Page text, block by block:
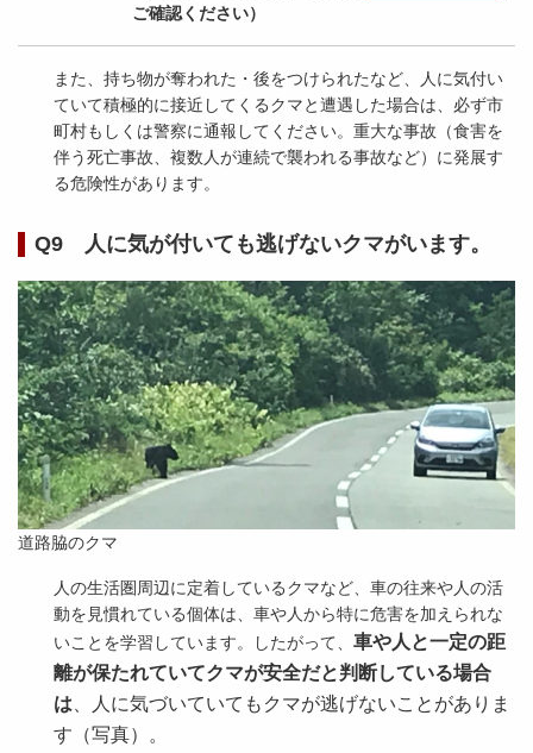
ご確認ください）
また、持ち物が奪われた・後をつけられたなど、人に気付い
ていて積極的に接近してくるクマと遭遇した場合は、必ず市
町村もしくは警察に通報してください。重大な事故（食害を
伴う死亡事故、複数人が連続で襲われる事故など）に発展す
る危険性があります。
Q9 人に気が付いても逃げないクマがいます。
道路脇のクマ
人の生活圏周辺に定着しているクマなど、車の往来や人の活
動を見慣れている個体は、車や人から特に危害を加えられな
いことを学習しています。したがって、 車や人と一定の距
離が保たれていてクマが安全だと判断している場合
は 、人に気づいていてもクマが逃げないことがありま
す（写真）。